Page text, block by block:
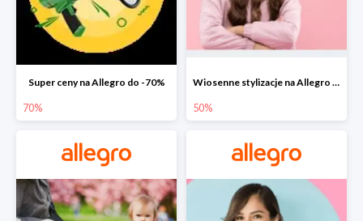
Super ceny na Allegro do -70%
70%
Wiosenne stylizacje na Allegro do -50%
50%